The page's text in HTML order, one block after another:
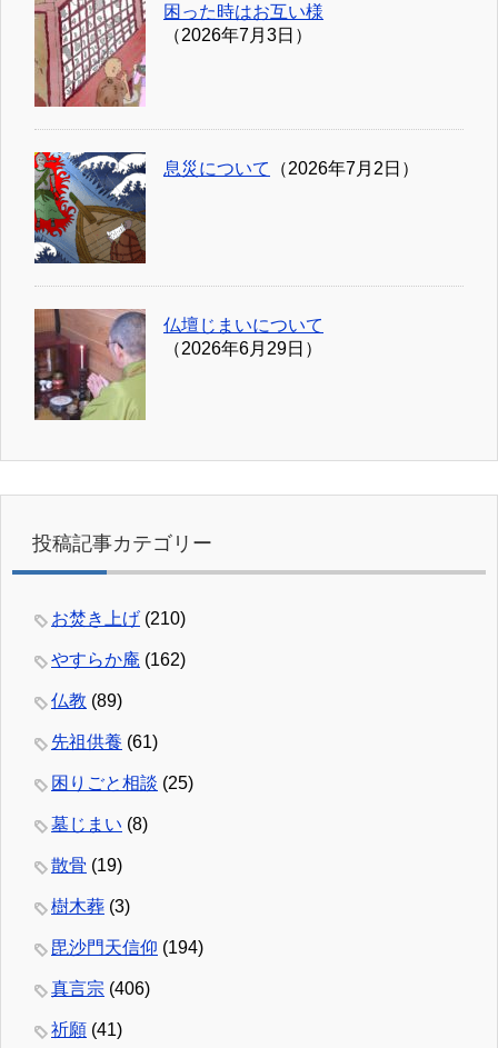
困った時はお互い様
（2026年7月3日）
息災について （2026年7月2日）
仏壇じまいについて
（2026年6月29日）
投稿記事カテゴリー
お焚き上げ (210)
やすらか庵 (162)
仏教 (89)
先祖供養 (61)
困りごと相談 (25)
墓じまい (8)
散骨 (19)
樹木葬 (3)
毘沙門天信仰 (194)
真言宗 (406)
祈願 (41)